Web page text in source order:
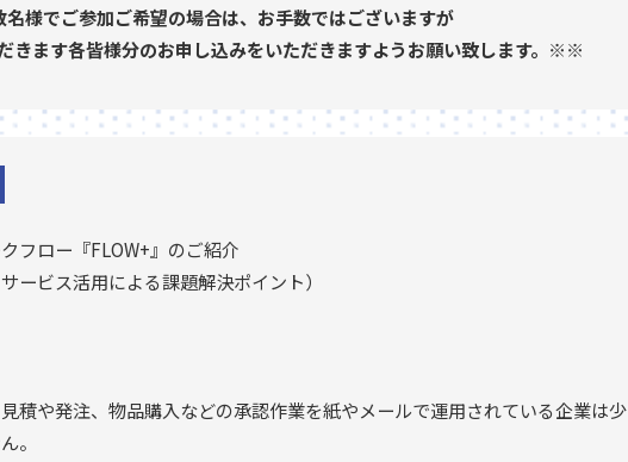
様でご参加ご希望の場合は、お手数ではございますが
きます各皆様分のお申し込みをいただきますようお願い致します。※※
フロー『FLOW+』のご紹介
サービス活用による課題解決ポイント）
積や発注、物品購入などの承認作業を紙やメールで運用されている企業は少
。